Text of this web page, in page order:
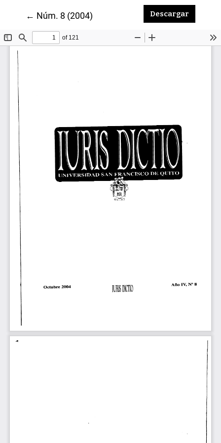
← Volver a los detalles del artículo
Núm. 8 (2004) Descargar